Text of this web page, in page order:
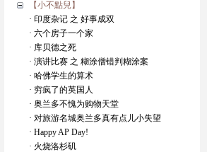
【小不點兒】
· 印度杂记 之 好事成双
· 六个房子一个家
· 库贝德之死
· 演讲比赛 之 糊涂僧错判糊涂案
· 哈佛学生的算术
· 穷疯了的英国人
· 奥兰多不愧为购物天堂
· 对旅游名城奥兰多真有点儿小失望
· Happy AP Day!
· 火烧洛杉矶